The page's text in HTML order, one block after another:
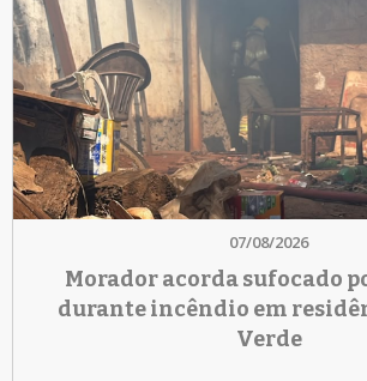
07/08/2026
Morador acorda sufocado
durante incêndio em
Verde